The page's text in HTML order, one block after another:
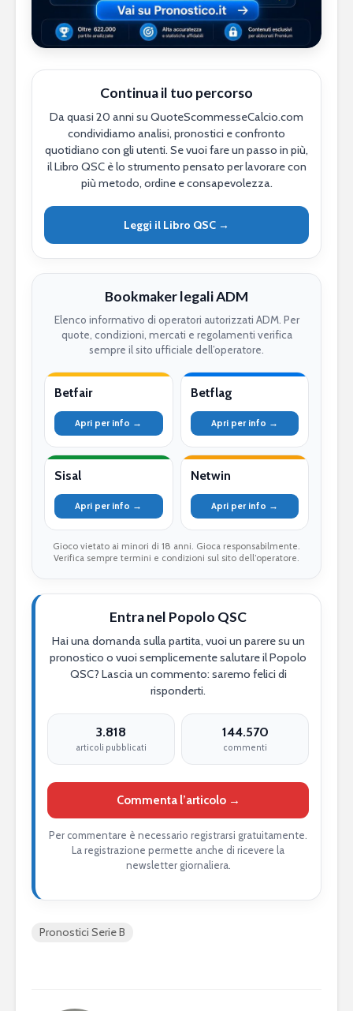
Continua il tuo percorso
Da quasi 20 anni su QuoteScommesseCalcio.com
condividiamo analisi, pronostici e confronto
quotidiano con gli utenti. Se vuoi fare un passo in più,
il Libro QSC è lo strumento pensato per lavorare con
più metodo, ordine e consapevolezza.
Leggi il Libro QSC →
Bookmaker legali ADM
Elenco informativo di operatori autorizzati ADM. Per
quote, condizioni, mercati e regolamenti verifica
sempre il sito ufficiale dell’operatore.
Betfair
Apri per info →
Betflag
Apri per info →
Sisal
Apri per info →
Netwin
Apri per info →
Gioco vietato ai minori di 18 anni. Gioca responsabilmente.
Verifica sempre termini e condizioni sul sito dell’operatore.
Entra nel Popolo QSC
Hai una domanda sulla partita, vuoi un parere su un
pronostico o vuoi semplicemente salutare il Popolo
QSC? Lascia un commento: saremo felici di
risponderti.
3.818
articoli pubblicati
144.570
commenti
Commenta l’articolo →
Per commentare è necessario registrarsi gratuitamente.
La registrazione permette anche di ricevere la
newsletter giornaliera.
Pronostici Serie B